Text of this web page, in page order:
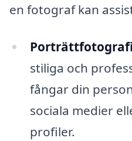
en fotograf kan
stiliga och
fångar din
sociala medier
profiler.